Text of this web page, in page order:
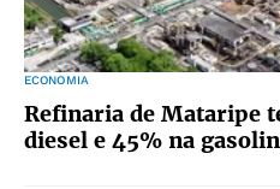
ECONOMIA
Refinaria de Mataripe
diesel e 45% na